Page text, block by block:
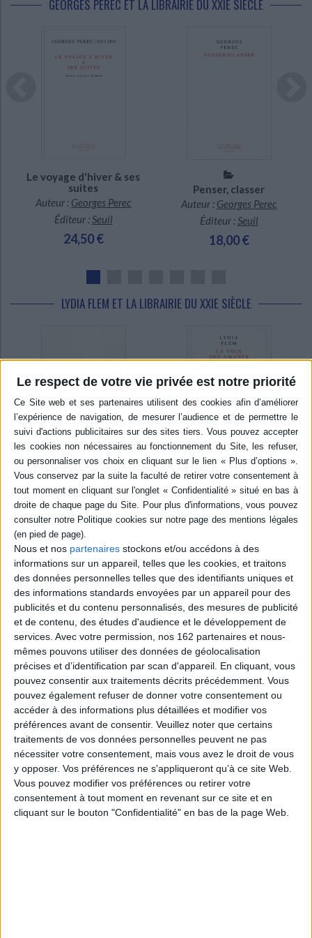
Le respect de votre vie privée est notre priorité
Nous et nos partenaires stockons et/ou accédons à des
informations sur un appareil, telles que les cookies, et traitons
des données personnelles telles que des identifiants uniques et
des informations standards envoyées par un appareil pour des
publicités et du contenu personnalisés, des mesures de publicité
et de contenu, des études d'audience et le développement de
services. Avec votre permission, nos 162 partenaires et nous-
mêmes pouvons utiliser des données de géolocalisation
précises et d’identification par scan d'appareil. En cliquant, vous
pouvez consentir aux traitements décrits précédemment. Vous
pouvez également refuser de donner votre consentement ou
accéder à des informations plus détaillées et modifier vos
préférences avant de consentir. Veuillez noter que certains
traitements de vos données personnelles peuvent ne pas
nécessiter votre consentement, mais vous avez le droit de vous
y opposer. Vos préférences ne s'appliqueront qu’à ce site Web.
Vous pouvez modifier vos préférences ou retirer votre
consentement à tout moment en revenant sur ce site et en
cliquant sur le bouton "Confidentialité" en bas de la page Web.
GEORGES PEREC ET LA LIBRAIRIE DU XXIE SIÈCLE
Le voyage d'hiver & ses
suites
Auteur : Georges Perec
Éditeur :Seuil
24,50 €
Penser, classer
Auteur : Georges Perec
Éditeur :Seuil
18,00 €
LYDIA FLEM ET LA LIBRAIRIE DU XXIE SIÈCLE
Disponible chez
l'éditeur
La reine Alice
Auteur :Lydia Flem
Éditeur :Seuil
19,80 €
Disponible chez
l'éditeur
La voix des amants
Auteur :Lydia Flem
Éditeur :Seuil
LÉVI-STRAUSS ET LA LIBRAIRIE DU XXIE SIÈCLE
Disponible chez
l'éditeur
Une enfance dans la
En stock *
L'autre face de la Lune :